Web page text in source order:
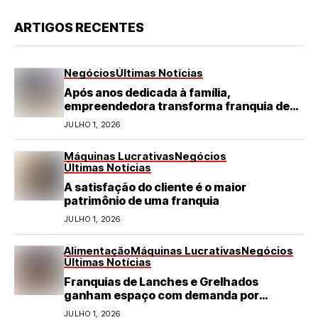
ARTIGOS RECENTES
NegóciosÚltimas Notícias
Após anos dedicada à família,
empreendedora transforma franquia de
turismo em negócio de destaque no RN
JULHO 1, 2026
Máquinas LucrativasNegócios
Últimas Notícias
A satisfação do cliente é o maior
patrimônio de uma franquia
JULHO 1, 2026
AlimentaçãoMáquinas LucrativasNegócios
Últimas Notícias
Franquias de Lanches e Grelhados
ganham espaço com demanda por
refeições rápidas e de qualidade
JULHO 1, 2026